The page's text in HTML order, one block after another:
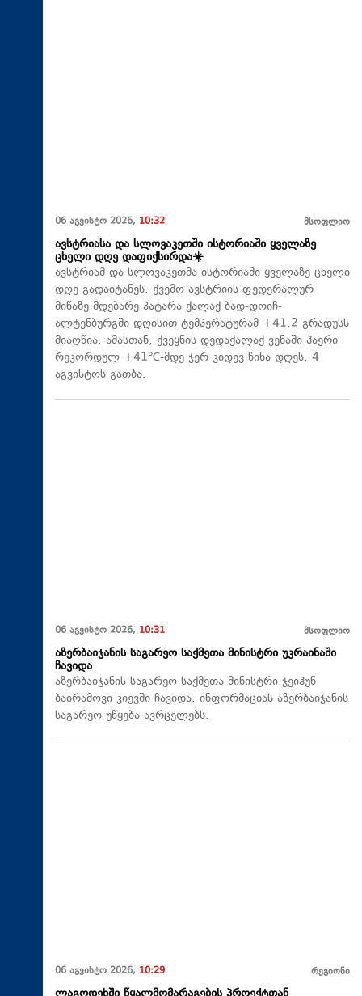
06 აგვისტო 2026, 10:32 მსოფლიო
ავსტრიასა და სლოვაკეთში ისტორიაში ყველაზე
ცხელი დღე დაფიქსირდა☀️
ავსტრიამ და სლოვაკეთმა ისტორიაში ყველაზე ცხელი
დღე გადაიტანეს. ქვემო ავსტრიის ფედერალურ
მიწაზე მდებარე პატარა ქალაქ ბად-დოიჩ-
ალტენბურგში დღისით ტემპერატურამ +41,2 გრადუსს
მიაღწია. ამასთან, ქვეყნის დედაქალაქ ვენაში ჰაერი
რეკორდულ +41℃-მდე ჯერ კიდევ წინა დღეს, 4
აგვისტოს გათბა.
06 აგვისტო 2026, 10:31 მსოფლიო
აზერბაიჯანის საგარეო საქმეთა მინისტრი უკრაინაში
ჩავიდა
აზერბაიჯანის საგარეო საქმეთა მინისტრი ჯეიჰუნ
ბაირამოვი კიევში ჩავიდა. ინფორმაციას აზერბაიჯანის
საგარეო უწყება ავრცელებს.
06 აგვისტო 2026, 10:29 რეგიონი